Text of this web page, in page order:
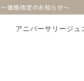
～価格改定のお知らせ～
アニバーサリージュ